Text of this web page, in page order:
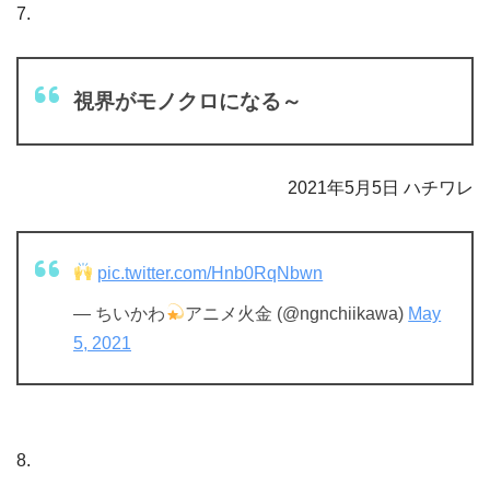
7.
視界がモノクロになる～
2021年5月5日 ハチワレ
pic.twitter.com/Hnb0RqNbwn
— ちいかわ アニメ火金 (@ngnchiikawa) May
5, 2021
8.